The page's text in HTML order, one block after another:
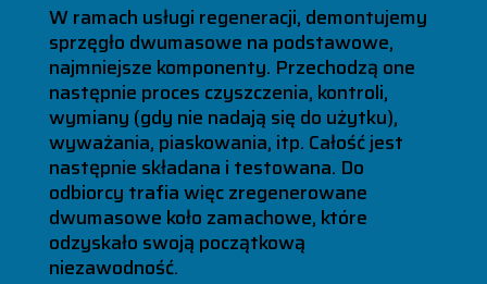
W ramach usługi regeneracji, demontujemy
sprzęgło dwumasowe na podstawowe,
najmniejsze komponenty. Przechodzą one
następnie proces czyszczenia, kontroli,
wymiany (gdy nie nadają się do użytku),
wyważania, piaskowania, itp. Całość jest
następnie składana i testowana. Do
odbiorcy trafia więc zregenerowane
dwumasowe koło zamachowe, które
odzyskało swoją początkową
niezawodność.